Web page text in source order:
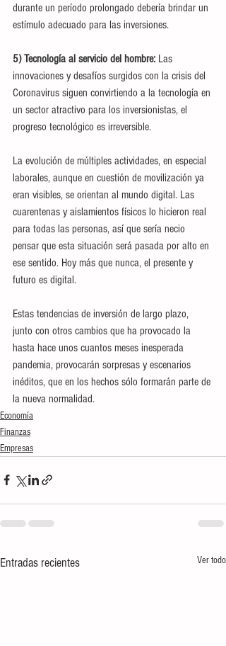
durante un período prolongado debería brindar un
estímulo adecuado para las inversiones.
5) Tecnología al servicio del hombre: Las
innovaciones y desafíos surgidos con la crisis del
Coronavirus siguen convirtiendo a la tecnología en
un sector atractivo para los inversionistas, el
progreso tecnológico es irreversible.
La evolución de múltiples actividades, en especial
laborales, aunque en cuestión de movilización ya
eran visibles, se orientan al mundo digital. Las
cuarentenas y aislamientos físicos lo hicieron real
para todas las personas, así que sería necio
pensar que esta situación será pasada por alto en
ese sentido. Hoy más que nunca, el presente y
futuro es digital.
Estas tendencias de inversión de largo plazo,
junto con otros cambios que ha provocado la
hasta hace unos cuantos meses inesperada
pandemia, provocarán sorpresas y escenarios
inéditos, que en los hechos sólo formarán parte de
la nueva normalidad.
Economía
Finanzas
Empresas
Entradas recientes Ver todo